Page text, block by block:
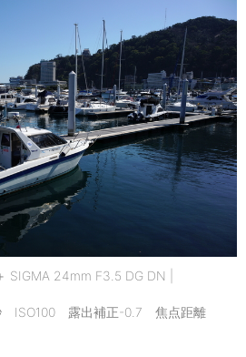
24mm F3.5 DG DN |
ISO100 露出補正-0.7 焦点距離